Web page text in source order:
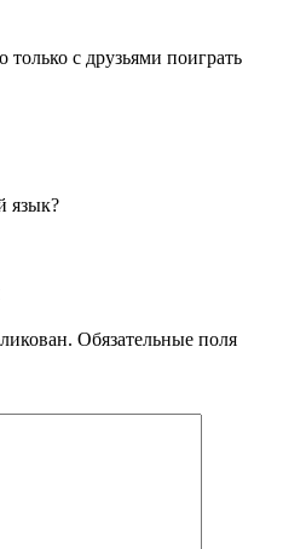
только с друзьями поиграть
язык?
Обязательные поля